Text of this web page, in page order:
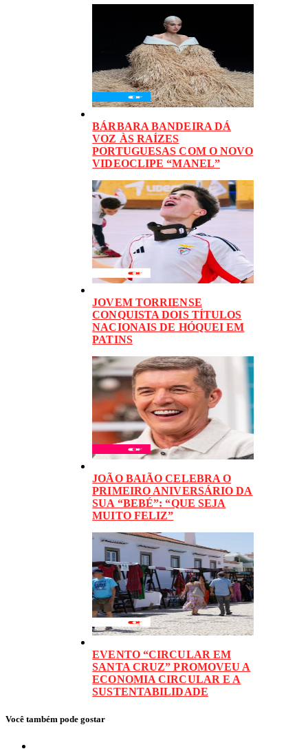
BÁRBARA BANDEIRA DÁ
VOZ ÀS RAÍZES
PORTUGUESAS COM O NOVO
VIDEOCLIPE “MANEL”
JOVEM TORRIENSE
CONQUISTA DOIS TÍTULOS
NACIONAIS DE HÓQUEI EM
PATINS
JOÃO BAIÃO CELEBRA O
PRIMEIRO ANIVERSÁRIO DA
SUA “BEBÉ”: “QUE SEJA
MUITO FELIZ”
EVENTO “CIRCULAR EM
SANTA CRUZ” PROMOVEU A
ECONOMIA CIRCULAR E A
SUSTENTABILIDADE
Você também pode gostar